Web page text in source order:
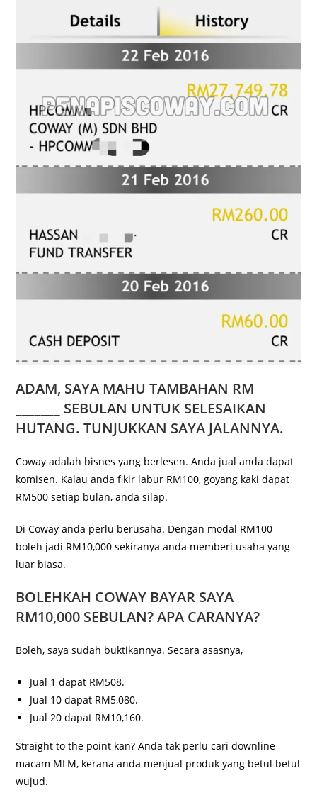
ADAM, SAYA MAHU TAMBAHAN RM
_______ SEBULAN UNTUK SELESAIKAN
HUTANG. TUNJUKKAN SAYA JALANNYA.
Coway adalah bisnes yang berlesen. Anda jual anda dapat
komisen. Kalau anda fikir labur RM100, goyang kaki dapat
RM500 setiap bulan, anda silap.
Di Coway anda perlu berusaha. Dengan modal RM100
boleh jadi RM10,000 sekiranya anda memberi usaha yang
luar biasa.
BOLEHKAH COWAY BAYAR SAYA
RM10,000 SEBULAN? APA CARANYA?
Boleh, saya sudah buktikannya. Secara asasnya,
Jual 1 dapat RM508.
Jual 10 dapat RM5,080.
Jual 20 dapat RM10,160.
Straight to the point kan? Anda tak perlu cari downline
macam MLM, kerana anda menjual produk yang betul betul
wujud.